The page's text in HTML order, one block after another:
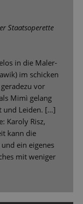
Staatsoperette
in die Maler-
im schicken
vor
Mimì gelang
und Leiden. […]
Karoly Risz,
kann die
ein eigenes
mit weniger